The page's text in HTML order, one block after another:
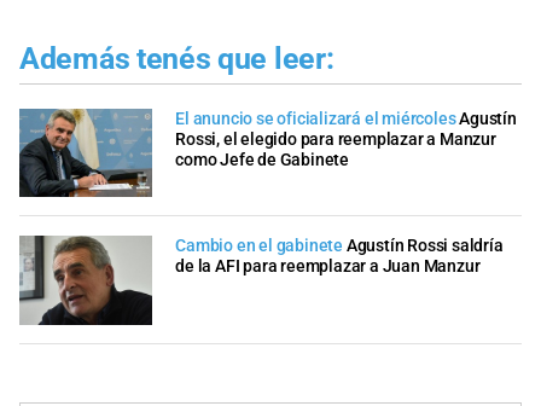
Además tenés que leer:
El anuncio se oficializará el miércolesAgustín
Rossi, el elegido para reemplazar a Manzur
como Jefe de Gabinete
Cambio en el gabinete Agustín Rossi saldría
de la AFI para reemplazar a Juan Manzur